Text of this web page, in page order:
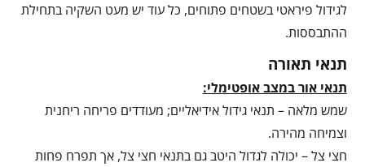
לגידול פיראטי בשטחים פתוחים, כל עוד יש מעט השקיה בתחילת
ההתבססות.
תנאי תאורה
תנאי אור במצב אופטימלי:
שמש מלאה – תנאי גידול אידיאליים; מעודדים פריחה ריחנית
וצמיחה מהירה.
חצי צל – יכולה לגדול היטב גם בתנאי חצי צל, אך תפרח פחות